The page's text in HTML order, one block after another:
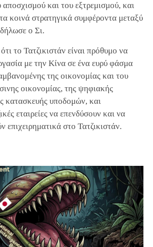
και του εξτρεμισμού, και
κοινά στρατηγικά συμφέροντα μεταξύ
ο Σι.
το Τατζικιστάν είναι πρόθυμο να
με την Κίνα σε ένα ευρύ φάσμα
της οικονομίας και του
οικονομίας, της ψηφιακής
κατασκευής υποδομών, και
εταιρείες να επενδύσουν και να
επιχειρηματικά στο Τατζικιστάν.